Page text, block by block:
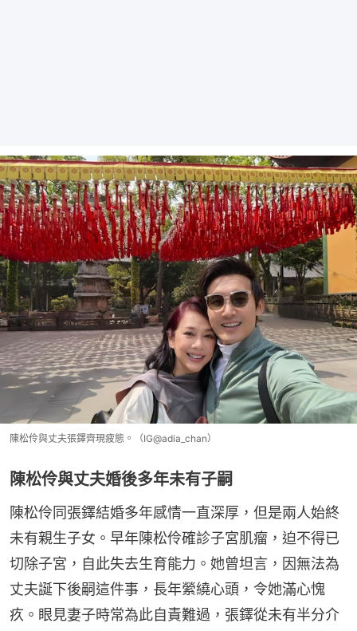
陳松伶與丈夫張鐸齊現疲態。（IG@adia_chan）
陳松伶與丈夫婚後多年未有子嗣
陳松伶同張鐸結婚多年感情一直深厚，但是兩人始終
未有親生子女。早年陳松伶確診子宮肌瘤，迫不得已
切除子宮，自此失去生育能力。她曾坦言，因無法為
丈夫誕下後嗣這件事，長年縈繞心頭，令她滿心愧
疚。眼見妻子時常為此自責難過，張鐸從未有半分介